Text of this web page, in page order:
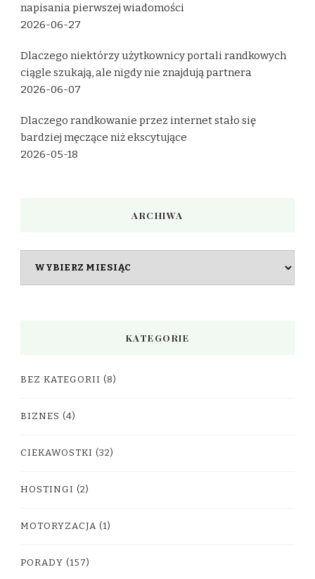
napisania pierwszej wiadomości
2026-06-27
Dlaczego niektórzy użytkownicy portali randkowych
ciągle szukają, ale nigdy nie znajdują partnera
2026-06-07
Dlaczego randkowanie przez internet stało się
bardziej męczące niż ekscytujące
2026-05-18
ARCHIWA
KATEGORIE
BEZ KATEGORII (8)
BIZNES (4)
CIEKAWOSTKI (32)
HOSTINGI (2)
MOTORYZACJA (1)
PORADY (157)